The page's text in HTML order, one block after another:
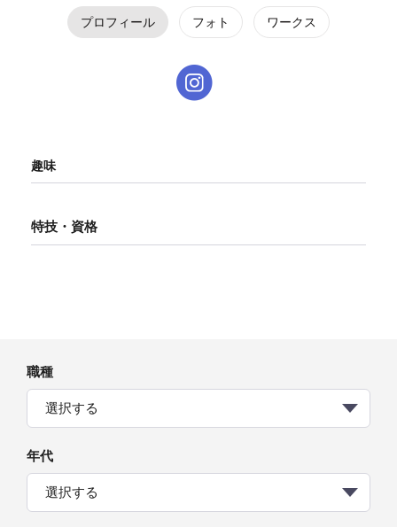
プロフィール フォト ワークス
趣味
特技・資格
職種
選択する
年代
選択する